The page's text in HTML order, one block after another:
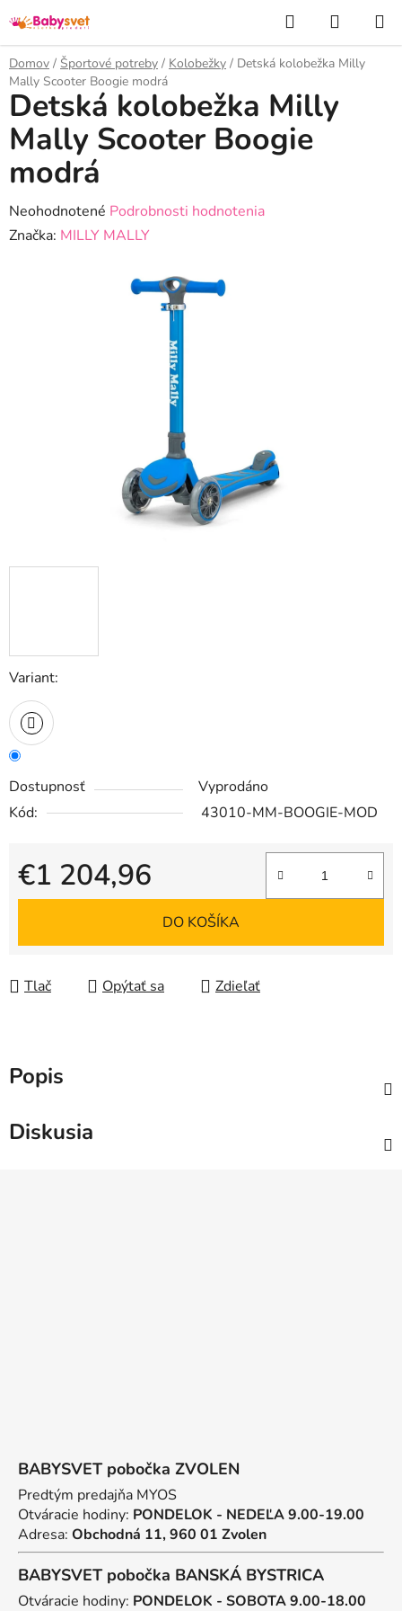
na
obsah
Hľadať
KOŠÍK
Domov / Športové potreby / Kolobežky / Detská kolobežka Milly
Mally Scooter Boogie modrá
Variant:
Dostupnosť
Vyprodáno
Kód:
43010-MM-BOOGIE-MOD
€1 204,96
Jednotková cena:
DO KOŠÍKA
Tlač Opýtať sa Zdieľať
Detská kolobežka Milly
Mally Scooter Boogie
modrá
Priemerné
hodnotenie
Neohodnotené Podrobnosti hodnotenia
Značka: MILLY MALLY
Popis
Diskusia
BABYSVET pobočka ZVOLEN
Predtým predajňa MYOS
Otváracie hodiny: PONDELOK - NEDEĽA 9.00-19.00
Adresa: Obchodná 11, 960 01 Zvolen
BABYSVET pobočka BANSKÁ BYSTRICA
Otváracie hodiny: PONDELOK - SOBOTA 9.00-18.00